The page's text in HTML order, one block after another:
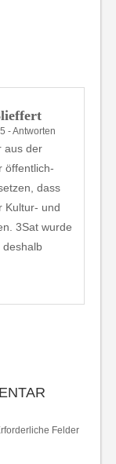
-Antworten
aus der
öffentlich-
dass
Kultur- und
3Sat wurde
deshalb
Felder